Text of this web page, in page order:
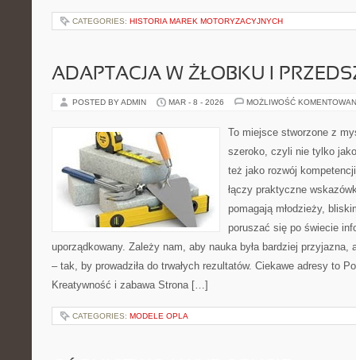
CATEGORIES: HISTORIA MAREK MOTORYZACYJNYCH
ADAPTACJA W ŻŁOBKU I
POSTED BY ADMIN MAR - 8 - 2026 MOŻLIWOŚĆ
To miejsce stworzone z
szeroko, czyli nie tylko
też jako rozwój
łączy praktyczne
pomagają młodzieży,
poruszać się po świecie
uporządkowany. Zależy nam, aby nauka była bardziej przyjazna,
– tak, by prowadziła do trwałych rezultatów. Ciekawe adresy to
Kreatywność i zabawa Strona […]
CATEGORIES: MODELE OPLA